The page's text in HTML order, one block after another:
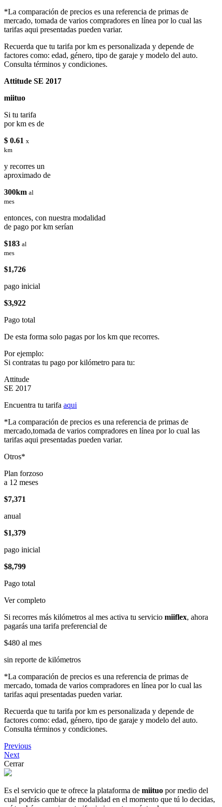
*La comparación de precios es una referencia de primas de
mercado, tomada de varios compradores en línea por lo cual las
tarifas aqui presentadas pueden variar.
Recuerda que tu tarifa por km es personalizada y depende de
factores como: edad, género, tipo de garaje y modelo del auto.
Consulta términos y condiciones.
Attitude SE 2017
miituo
Si tu tarifa
por km es de
$ 0.61 x
km
y recorres un
aproximado de
300km al
mes
entonces, con nuestra modalidad
de pago por km serían
$183 al
mes
$1,726
pago inicial
$3,922
Pago total
De esta forma solo pagas por los km que recorres.
Por ejemplo:
Si contratas tu pago por kilómetro para tu:
Attitude
SE 2017
Encuentra tu tarifa aqui
*La comparación de precios es una referencia de primas de
mercado,tomada de varios compradores en línea por lo cual las
tarifas aqui presentadas pueden variar.
Otros*
Plan forzoso
a 12 meses
$7,371
anual
$1,379
pago inicial
$8,799
Pago total
Ver completo
Si recorres más kilómetros al mes activa tu servicio miiflex, ahora
pagarás una tarifa preferencial de
$480 al mes
sin reporte de kilómetros
*La comparación de precios es una referencia de primas de
mercado, tomada de varios compradores en línea por lo cual las
tarifas aqui presentadas pueden variar.
Recuerda que tu tarifa por km es personalizada y depende de
factores como: edad, género, tipo de garaje y modelo del auto.
Consulta términos y condiciones.
Previous
Next
Cerrar
Es el servicio que te ofrece la plataforma de miituo por medio del
cual podrás cambiar de modalidad en el momento que tú lo decidas,